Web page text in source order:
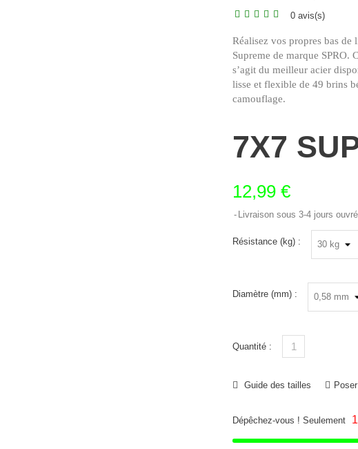
0 avis(s)
Réalisez vos propres bas de
Supreme de marque SPRO.
s’agit du meilleur acier
lisse et flexible de 49 brins
camouflage.
7X7
12,99 €
Livraison sous 3-4 jours
Résistance (kg) :
Diamètre (mm) :
Quantité :
Guide des tailles
Dépêchez-vous ! Seulement 1